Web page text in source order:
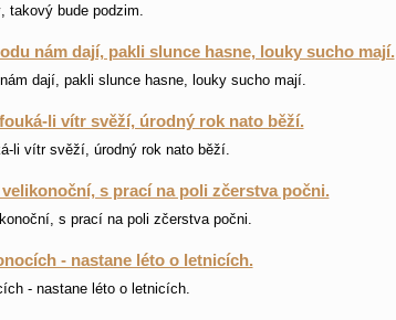
takový bude podzim.
nám dají, pakli slunce hasne, louky sucho mají.
dají, pakli slunce hasne, louky sucho mají.
li vítr svěží, úrodný rok nato běží.
li vítr svěží, úrodný rok nato běží.
s prací na poli zčerstva počni.
s prací na poli zčerstva počni.
- nastane léto o letnicích.
- nastane léto o letnicích.